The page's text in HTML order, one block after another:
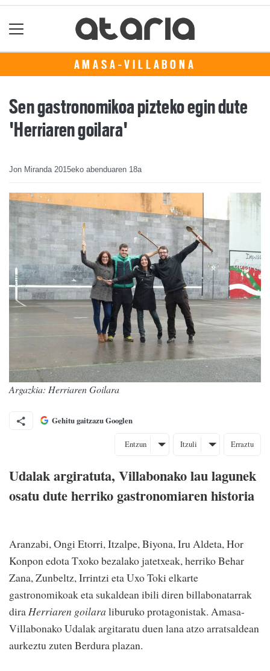
AMASA-VILLABONA
Sen gastronomikoa pizteko egin dute
'Herriaren goilara'
Jon Miranda 2015eko abenduaren 18a
Argazkia: Herriaren Goilara
Gehitu gaitzazu Googlen
Entzun Itzuli Erraztu
Udalak argiratuta, Villabonako lau lagunek
osatu dute herriko gastronomiaren historia
Aranzabi, Ongi Etorri, Itzalpe, Biyona, Iru Aldeta, Hor
Konpon edota Txoko bezalako jatetxeak, herriko Behar
Zana, Zunbeltz, Irrintzi eta Uxo Toki elkarte
gastronomikoak eta sukaldean ibili diren billabonatarrak
diraHerriaren goilara liburuko protagonistak. Amasa-
Villabonako Udalak argitaratu duen lana atzo arratsaldean
aurkeztu zuten Berdura plazan.